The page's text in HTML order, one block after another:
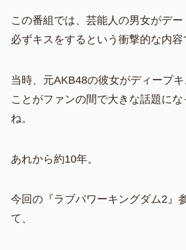
この番組では、芸能人の男女がデー
必ずキスをするという衝撃的な内容
当時、元AKB48の彼女がディープ
ことがファンの間で大きな話題にな
ね。
あれから約10年。
今回の『ラブパワーキングダム2』
て、